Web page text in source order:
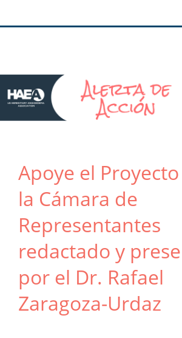
Apoye el
la Cámara de
Representantes
redactado y
por el Dr. Rafael
Zaragoza-Urdaz